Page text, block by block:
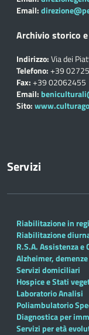
Email:
Archivio storico
Indirizzo:Via dei
Telefono:+39
Fax:+39 02062455
Email:
Sito:
Servizi
Riabilitazione in
Riabilitazione
R.S.A. Assistenza e
Alzheimer,
Servizi domiciliari
Hospice e Stati
Laboratorio Analisi
Poliambulatorio
Diagnostica per
Servizi per età